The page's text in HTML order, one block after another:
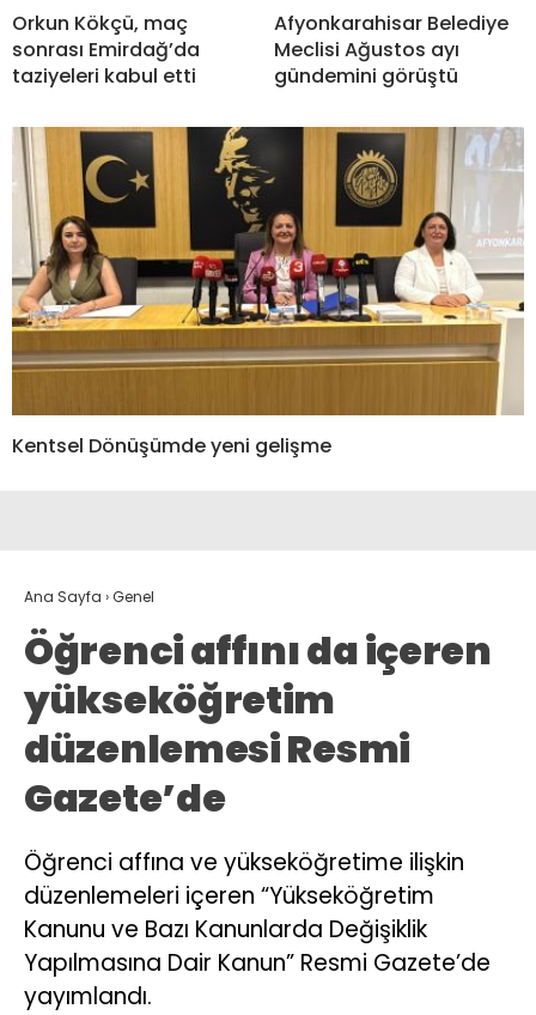
Orkun Kökçü, maç
sonrası Emirdağ’da
taziyeleri kabul etti
Afyonkarahisar Belediye
Meclisi Ağustos ayı
gündemini görüştü
Kentsel Dönüşümde yeni gelişme
Ana Sayfa ›Genel
Öğrenci affını da içeren
yükseköğretim
düzenlemesi Resmi
Gazete’de
Öğrenci affına ve yükseköğretime ilişkin
düzenlemeleri içeren “Yükseköğretim
Kanunu ve Bazı Kanunlarda Değişiklik
Yapılmasına Dair Kanun” Resmi Gazete’de
yayımlandı.